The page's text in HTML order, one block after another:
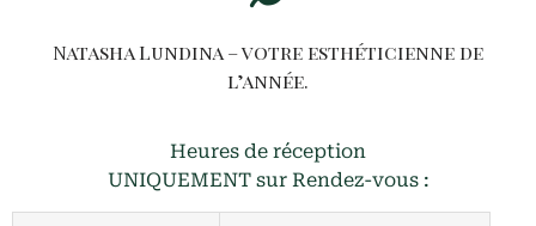
Natasha Lundina – votre esthéticienne de
l’année.
Heures de réception
UNIQUEMENT sur Rendez-vous :